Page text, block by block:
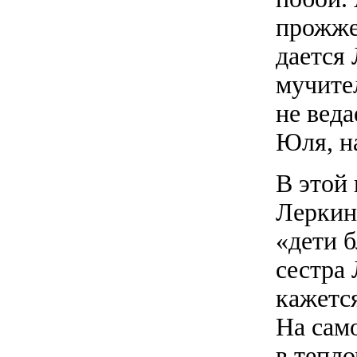
не
Юля,
В этой
«дети
На